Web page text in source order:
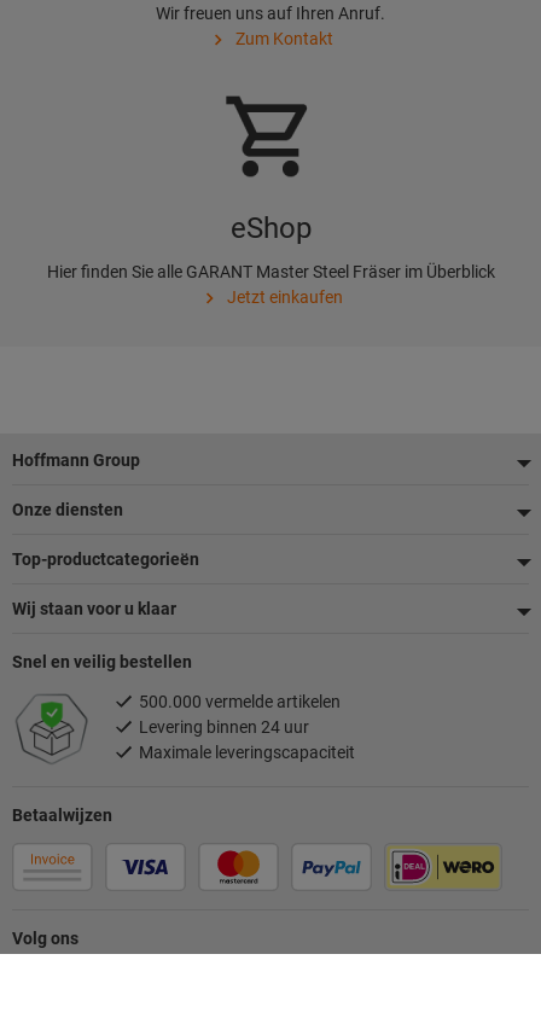
Wir freuen uns auf Ihren Anruf.
Zum Kontakt
eShop
Hier finden Sie alle GARANT Master Steel Fräser im Überblick
Jetzt einkaufen
Voettekst
Hoffmann Group
Onze diensten
Top-productcategorieën
Wij staan voor u klaar
Volg ons
Betaalwijzen
Snel en veilig bestellen
500.000 vermelde artikelen
Levering binnen 24 uur
Maximale leveringscapaciteit